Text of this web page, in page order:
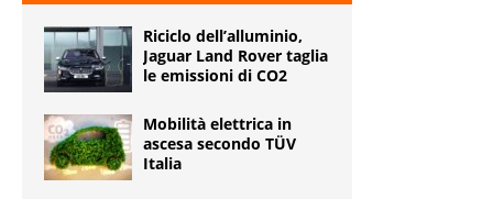
Riciclo dell’alluminio,
Jaguar Land Rover taglia
le emissioni di CO2
Mobilità elettrica in
ascesa secondo TÜV
Italia